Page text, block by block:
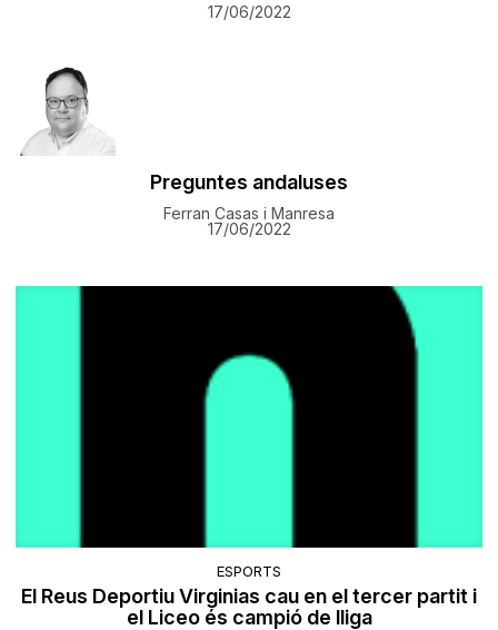
17/06/2022
Preguntes andaluses
Ferran Casas i Manresa
17/06/2022
ESPORTS
El Reus Deportiu Virginias cau en el tercer partit i
el Liceo és campió de lliga